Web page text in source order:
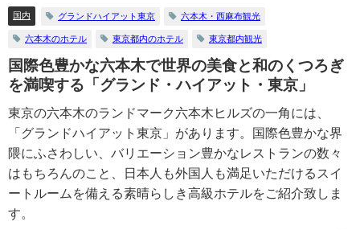
国内 グランドハイアット東京 六本木・西麻布観光
六本木のホテル 東京都内のホテル 東京都内観光
国際色豊かな六本木で世界の美食と和のくつろぎ
を満喫する「グランド・ハイアット・東京」
東京の六本木のランドマーク六本木ヒルズの一角には、
「グランドハイアット東京」があります。国際色豊かな界
隈にふさわしい、バリエーション豊かなレストランの数々
はもちろんのこと、日本人も外国人も満足いただけるスイ
ートルームを備える素晴らしき高級ホテルをご紹介致しま
す。